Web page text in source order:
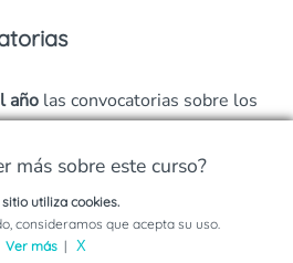
año las convocatorias sobre los
en la Universidad Insurgentes
deEnero, Mayo y
más sobre este curso?
sobre este programa
sitio utiliza cookies.
consideramos que acepta su uso.
Ver más| X